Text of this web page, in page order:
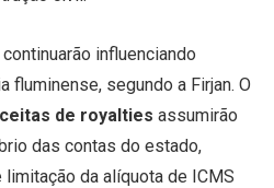
influenciando
fluminense, segundo a Firjan. O
de royalties assumirão
das contas do estado,
da alíquota de ICMS